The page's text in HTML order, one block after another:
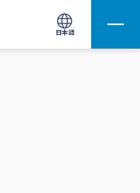
日本語
サイト内検索(Enterで実行)